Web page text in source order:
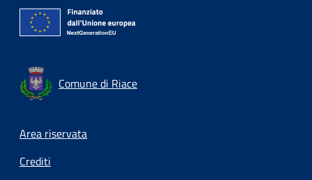
Comune di Riace
Footer menu
Area riservata
Crediti